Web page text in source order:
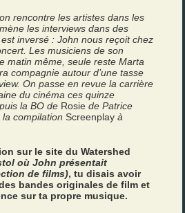
rencontre les artistes dans les
les interviews dans des
inversé : John nous reçoit chez
Les musiciens de son
matin même, seule reste Marta
compagnie autour d’une tasse
On passe en revue la carrière
du cinéma ces quinze
la BO de Rosie de Patrice
la compilation Screenplay à
sur le site du Watershed
où John présentait
de films), tu disais avoir
bandes originales de film et
sur ta propre musique.